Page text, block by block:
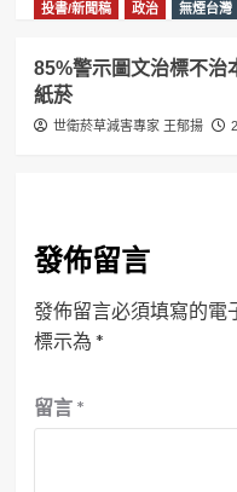
投書/新聞稿
政治 無煙台灣
85%警示圖文治標不
紙菸
世衛菸草減害專家 王郁揚
發佈留言
發佈留言必須填寫的電
標示為 *
留言 *